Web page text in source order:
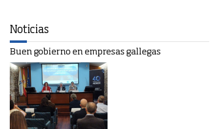
Noticias
Buen gobierno en empresas gallegas